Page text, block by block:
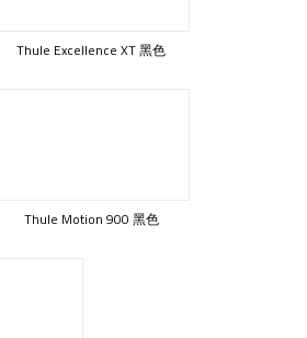
Thule Excellence XT 黑色
Thule Motion 900 黑色